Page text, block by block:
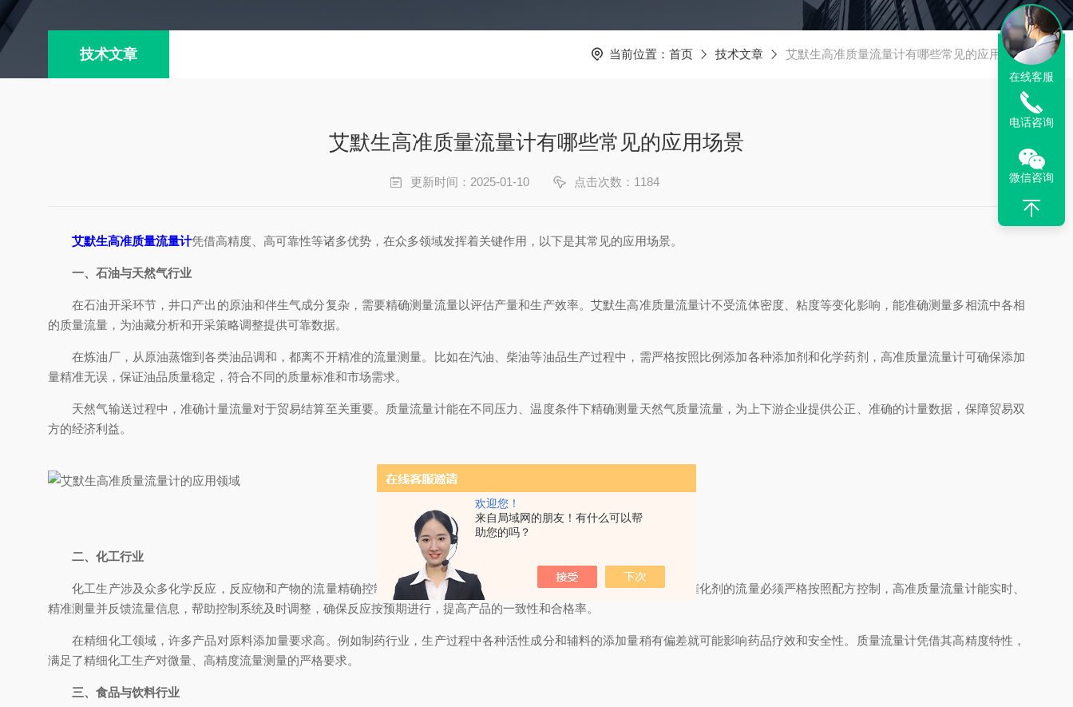
欢迎您！
来自局域网的朋友！有什么可以帮
助您的吗？
技术文章 当前位置： 首页 技术文章 艾默生高准质量流量计有哪些常见的应用场景
艾默生高准质量流量计有哪些常见的应用场景
更新时间：2025-01-10 点击次数：1184
艾默生高准质量流量计凭借高精度、高可靠性等诸多优势，在众多领域发挥着关键作用，以下是其常见的应用场景。
一、石油与天然气行业
在石油开采环节，井口产出的原油和伴生气成分复杂，需要精确测量流量以评估产量和生产效率。艾默生高准质量流量计不受流体密度、粘度等变化影响，能准确测量多相流中各相
的质量流量，为油藏分析和开采策略调整提供可靠数据。
在炼油厂，从原油蒸馏到各类油品调和，都离不开精准的流量测量。比如在汽油、柴油等油品生产过程中，需严格按照比例添加各种添加剂和化学药剂，高准质量流量计可确保添加
量精准无误，保证油品质量稳定，符合不同的质量标准和市场需求。
天然气输送过程中，准确计量流量对于贸易结算至关重要。质量流量计能在不同压力、温度条件下精确测量天然气质量流量，为上下游企业提供公正、准确的计量数据，保障贸易双
方的经济利益。
二、化工行业
化工生产涉及众多化学反应，反应物和产物的流量精确控制直接关系到产品质量和生产安全。在聚合反应中，单体和催化剂的流量必须严格按照配方控制，高准质量流量计能实时、
精准测量并反馈流量信息，帮助控制系统及时调整，确保反应按预期进行，提高产品的一致性和合格率。
在精细化工领域，许多产品对原料添加量要求高。例如制药行业，生产过程中各种活性成分和辅料的添加量稍有偏差就可能影响药品疗效和安全性。质量流量计凭借其高精度特性，
满足了精细化工生产对微量、高精度流量测量的严格要求。
三、食品与饮料行业
在线客服
电话咨询
微信咨询